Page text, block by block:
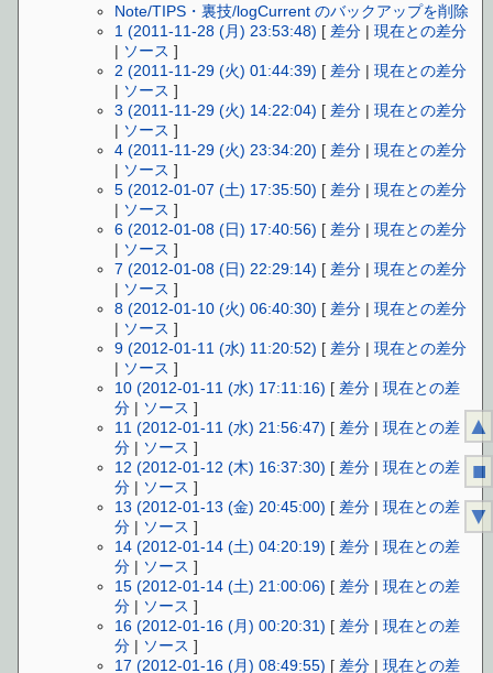
Note/TIPS・裏技/logCurrent のバックアップを削除
1 (2011-11-28 (月) 23:53:48) [ 差分 |現在との差分
| ソース ]
2 (2011-11-29 (火) 01:44:39) [ 差分 |現在との差分
| ソース ]
3 (2011-11-29 (火) 14:22:04) [ 差分 |現在との差分
| ソース ]
4 (2011-11-29 (火) 23:34:20) [ 差分 |現在との差分
| ソース ]
5 (2012-01-07 (土) 17:35:50) [ 差分 |現在との差分
| ソース ]
6 (2012-01-08 (日) 17:40:56) [ 差分 |現在との差分
| ソース ]
7 (2012-01-08 (日) 22:29:14) [ 差分 |現在との差分
| ソース ]
8 (2012-01-10 (火) 06:40:30) [ 差分 |現在との差分
| ソース ]
9 (2012-01-11 (水) 11:20:52) [ 差分 |現在との差分
| ソース ]
10 (2012-01-11 (水) 17:11:16) [ 差分 |現在との差
分 | ソース ]
11 (2012-01-11 (水) 21:56:47) [ 差分 |現在との差
分 | ソース ]
12 (2012-01-12 (木) 16:37:30) [ 差分 |現在との差
分 | ソース ]
13 (2012-01-13 (金) 20:45:00) [ 差分 |現在との差
分 | ソース ]
14 (2012-01-14 (土) 04:20:19) [ 差分 |現在との差
分 | ソース ]
15 (2012-01-14 (土) 21:00:06) [ 差分 |現在との差
分 | ソース ]
16 (2012-01-16 (月) 00:20:31) [ 差分 |現在との差
分 | ソース ]
17 (2012-01-16 (月) 08:49:55) [ 差分 |現在との差
▲
■
▼